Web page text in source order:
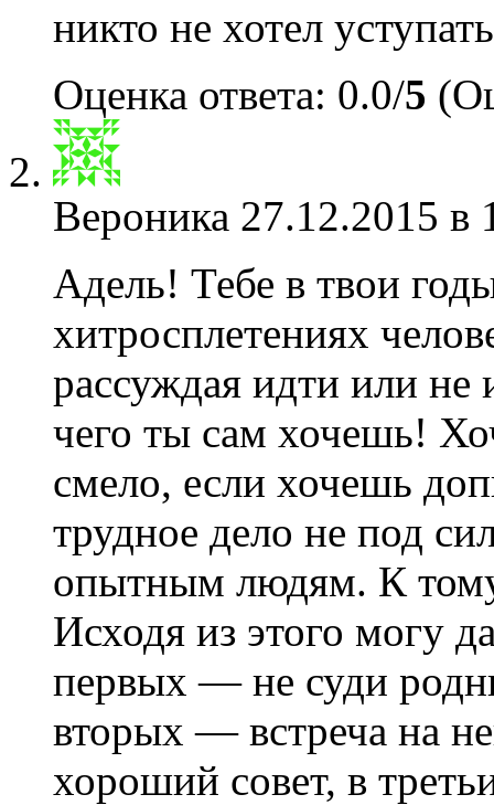
никто не хотел
Оценка ответа: 0.0/5
Вероника 27.12.2015 в
Адель! Тебе в твои
хитросплетениях
рассуждая идти или не
чего ты сам хочешь!
смело, если хочешь
трудное дело не под
опытным людям. К
Исходя из этого могу
первых — не суди
вторых — встреча на
хороший совет, в